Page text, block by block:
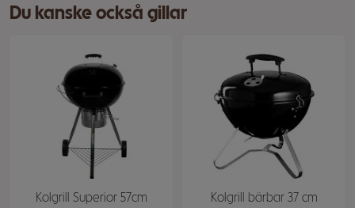
Du kanske också gillar
Kolgrill Superior 57cm
Kolgrill bärbar 37 cm